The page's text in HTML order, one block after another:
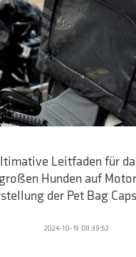
Leitfaden für
Hunden auf
der Pet Bag
2024-10-19 09:39:52